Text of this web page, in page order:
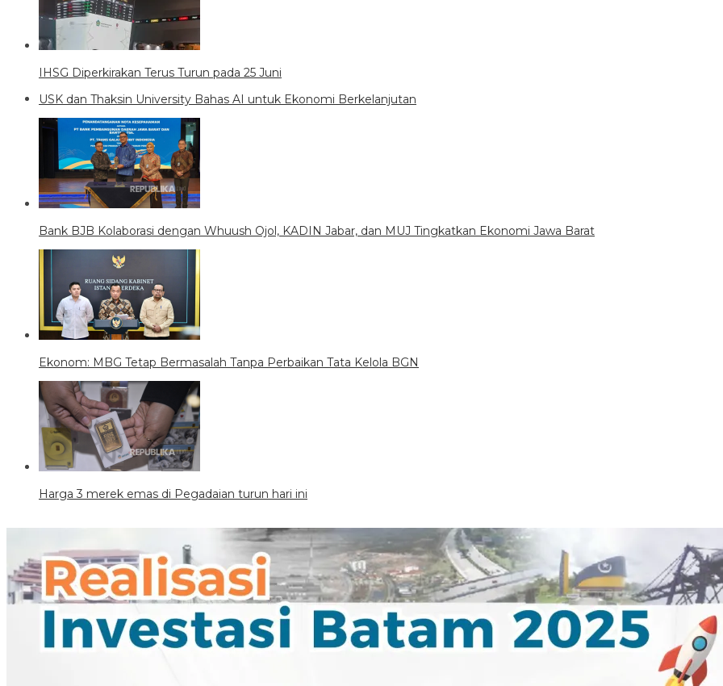
IHSG Diperkirakan Terus Turun pada 25 Juni
USK dan Thaksin University Bahas AI untuk Ekonomi Berkelanjutan
Bank BJB Kolaborasi dengan Whuush Ojol, KADIN Jabar, dan MUJ Tingkatkan Ekonomi Jawa Barat
Ekonom: MBG Tetap Bermasalah Tanpa Perbaikan Tata Kelola BGN
Harga 3 merek emas di Pegadaian turun hari ini